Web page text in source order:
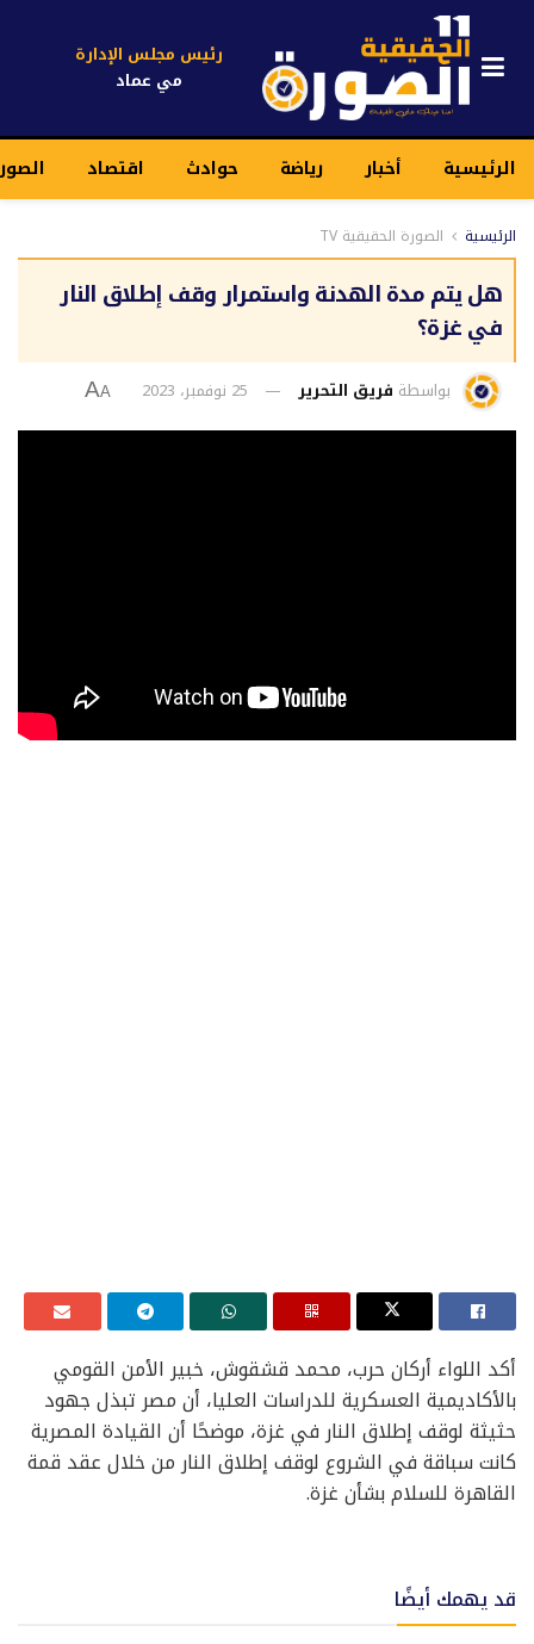
رئيس مجلس الإدارة
مي عماد
الرئيسية أخبار رياضة حوادث اقتصاد
الرئيسية الصورة الحقيقية TV
هل يتم مدة الهدنة واستمرار وقف إطلاق النار
في غزة؟
بواسطة فريق التحرير 25 نوفمبر، 2023 A
A
أكد اللواء أركان حرب، محمد قشقوش، خبير الأمن القومي
بالأكاديمية العسكرية للدراسات العليا، أن مصر تبذل جهود
حثيثة لوقف إطلاق النار في غزة، موضحًا أن القيادة المصرية
كانت سباقة في الشروع لوقف إطلاق النار من خلال عقد قمة
القاهرة للسلام بشأن غزة.
قد يهمك أيضًا